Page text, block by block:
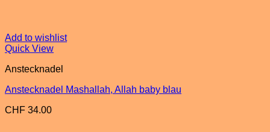
Add to wishlist
Quick View
Anstecknadel
Anstecknadel Mashallah, Allah baby blau
CHF 34.00